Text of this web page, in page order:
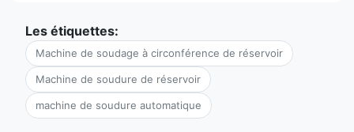
Les étiquettes:
Machine de soudage à circonférence de réservoir
Machine de soudure de réservoir
machine de soudure automatique